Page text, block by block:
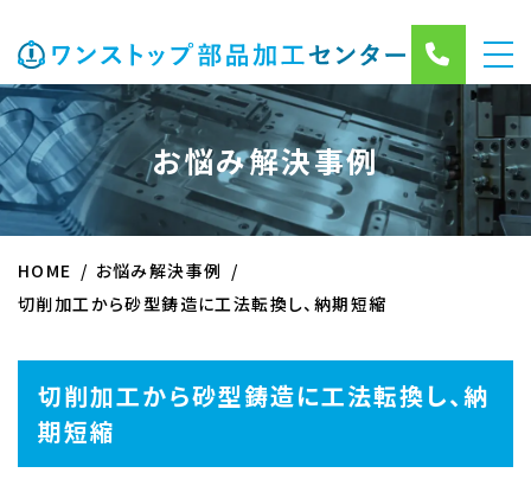
お悩み解決事例
HOME
お悩み解決事例
切削加工から砂型鋳造に工法転換し、納期短縮
切削加工から砂型鋳造に工法転換し、納
期短縮